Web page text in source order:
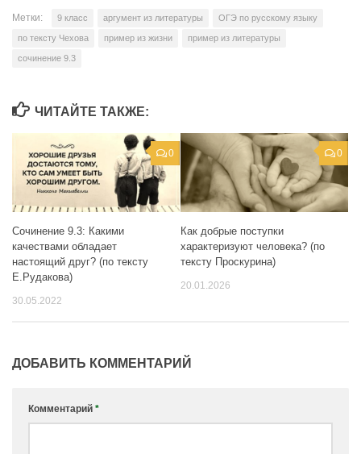
Метки: 9 класс аргумент из литературы ОГЭ по русскому языку
по тексту Чехова пример из жизни пример из литературы
сочинение 9.3
ЧИТАЙТЕ ТАКЖЕ:
0
Сочинение 9.3: Какими
качествами обладает
настоящий друг? (по тексту
Е.Рудакова)
30.05.2022
0
Как добрые поступки
характеризуют человека? (по
тексту Проскурина)
20.01.2026
ДОБАВИТЬ КОММЕНТАРИЙ
Комментарий *